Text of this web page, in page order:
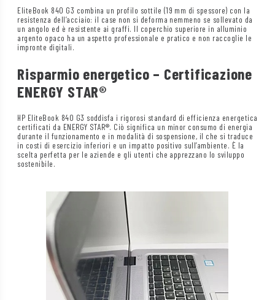
EliteBook 840 G3 combina un profilo sottile (19 mm di spessore) con la
resistenza dell’acciaio: il case non si deforma nemmeno se sollevato da
un angolo ed è resistente ai graffi. Il coperchio superiore in alluminio
argento opaco ha un aspetto professionale e pratico e non raccoglie le
impronte digitali.
Risparmio energetico – Certificazione
ENERGY STAR®
HP EliteBook 840 G3 soddisfa i rigorosi standard di efficienza energetica
certificati da ENERGY STAR®. Ciò significa un minor consumo di energia
durante il funzionamento e in modalità di sospensione, il che si traduce
in costi di esercizio inferiori e un impatto positivo sull’ambiente. È la
scelta perfetta per le aziende e gli utenti che apprezzano lo sviluppo
sostenibile.